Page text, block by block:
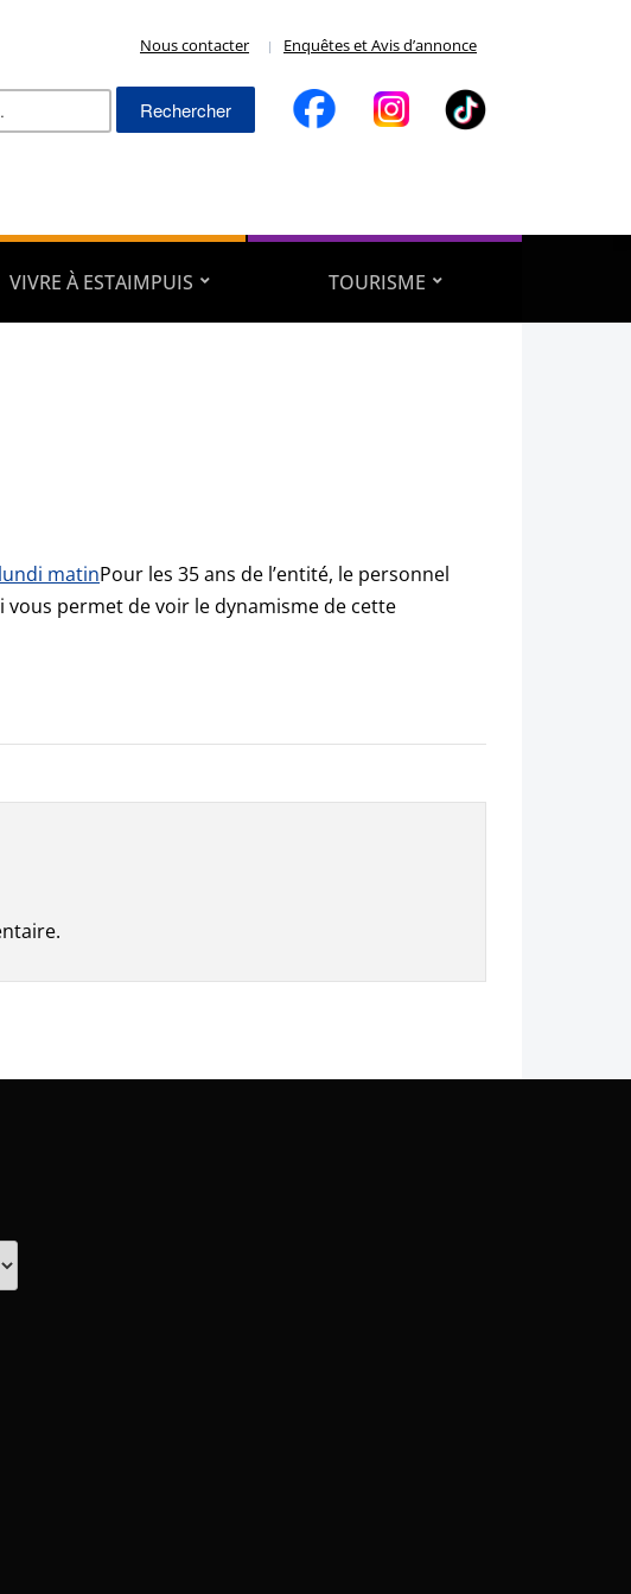
Nous contacter Enquêtes et Avis d’annonce
Rechercher :
VIVRE À ESTAIMPUIS TOURISME
matinPour les 35 ans de l’entité, le personnel
permet de voir le dynamisme de cette